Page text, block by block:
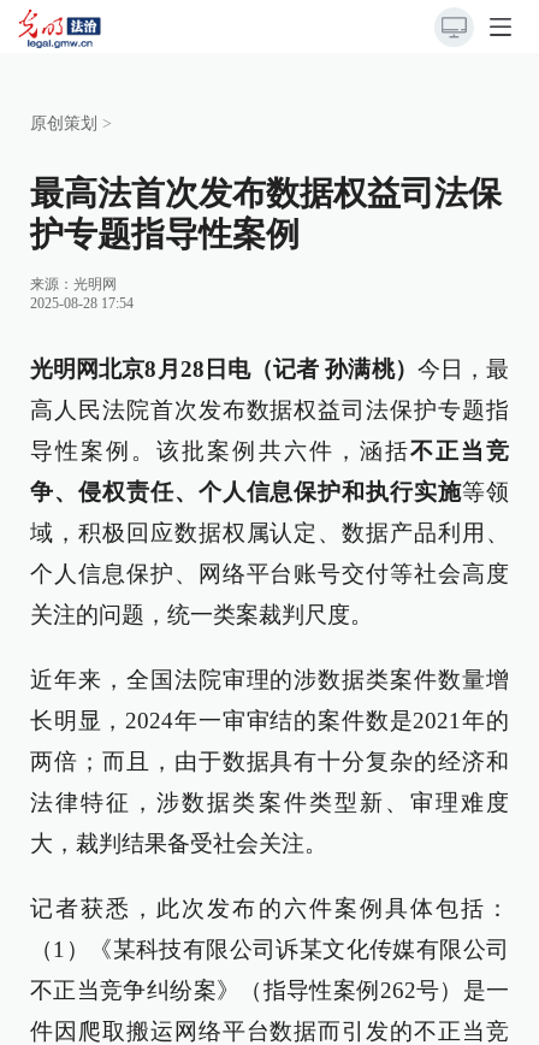
原创策划 >
最高法首次发布数据权益司法保
护专题指导性案例
来源： 光明网
2025-08-28 17:54
光明网北京8月28日电（记者 孙满桃） 今日，最
高人民法院首次发布数据权益司法保护专题指
导性案例。该批案例共六件，涵括不正当竞
争、侵权责任、个人信息保护和执行实施等领
域，积极回应数据权属认定、数据产品利用、
个人信息保护、网络平台账号交付等社会高度
关注的问题，统一类案裁判尺度。
近年来，全国法院审理的涉数据类案件数量增
长明显，2024年一审审结的案件数是2021年的
两倍；而且，由于数据具有十分复杂的经济和
法律特征，涉数据类案件类型新、审理难度
大，裁判结果备受社会关注。
记者获悉，此次发布的六件案例具体包括：
（1）《某科技有限公司诉某文化传媒有限公司
不正当竞争纠纷案》（指导性案例262号）是一
件因爬取搬运网络平台数据而引发的不正当竞